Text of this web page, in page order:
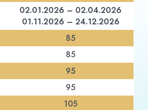
02.01.2026 – 02.04.2026
01.11.2026 – 24.12.2026
85
85
95
95
105